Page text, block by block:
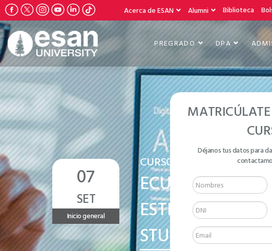
Acerca de ESAN Alumni Biblioteca
PREGRADO DPA
07
SET
Inicio general
CURSO VIRTUAL
ECUACIONES
STUDIO
Déjanos tus datos para